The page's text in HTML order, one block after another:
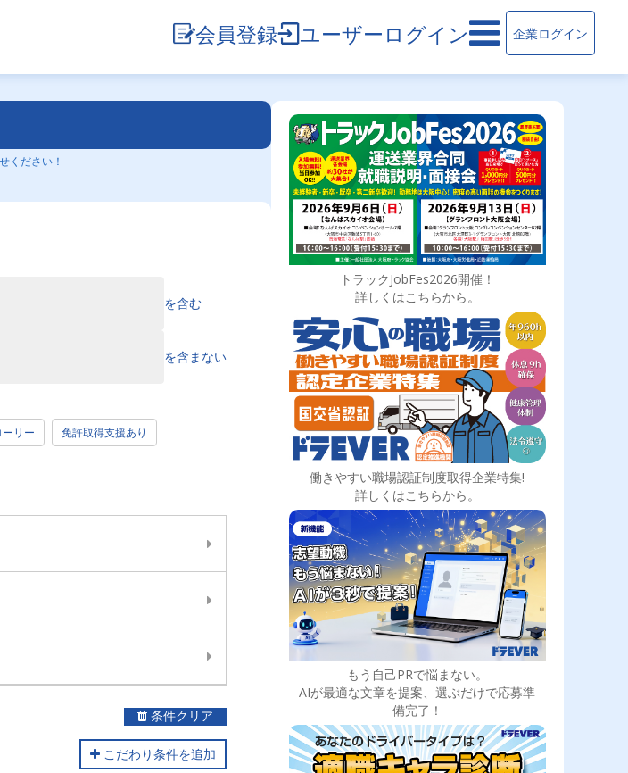
会員登録 ユーザーログイン 企業ログイン
ください！
を含む
を含まない
リー 免許取得支援あり
条件クリア
こだわり条件を追加
トラックJobFes2026開催！
詳しくはこちらから。
働きやすい職場認証制度取得企業特集!
詳しくはこちらから。
もう自己PRで悩まない。
AIが最適な文章を提案、選ぶだけで応募準
備完了！